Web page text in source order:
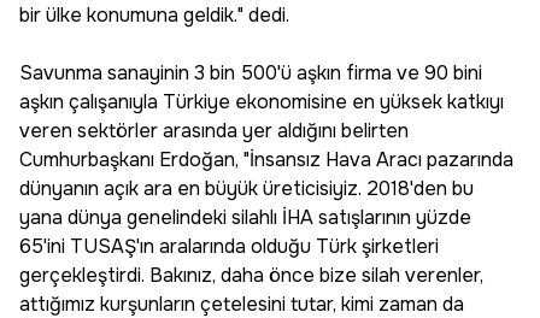
bir ülke konumuna geldik." dedi.
Savunma sanayinin 3 bin 500'ü aşkın firma ve 90 bini
aşkın çalışanıyla Türkiye ekonomisine en yüksek katkıyı
veren sektörler arasında yer aldığını belirten
Cumhurbaşkanı Erdoğan, "İnsansız Hava Aracı pazarında
dünyanın açık ara en büyük üreticisiyiz. 2018'den bu
yana dünya genelindeki silahlı İHA satışlarının yüzde
65'ini TUSAŞ'ın aralarında olduğu Türk şirketleri
gerçekleştirdi. Bakınız, daha önce bize silah verenler,
attığımız kurşunların çetelesini tutar, kimi zaman da